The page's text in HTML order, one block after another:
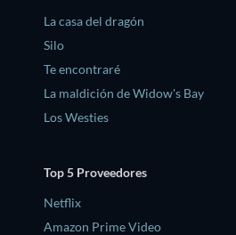
La casa del dragón
Silo
Te encontraré
La maldición de Widow's Bay
Los Westies
Top 5 Proveedores
Netflix
Amazon Prime Video